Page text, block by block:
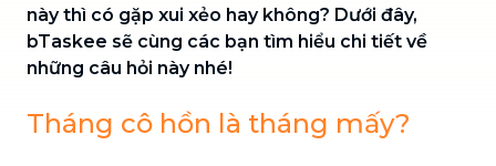
này thì có gặp xui xẻo hay không? Dưới đây,
bTaskee sẽ cùng các bạn tìm hiểu chi tiết về
những câu hỏi này nhé!
Tháng cô hồn là tháng mấy?